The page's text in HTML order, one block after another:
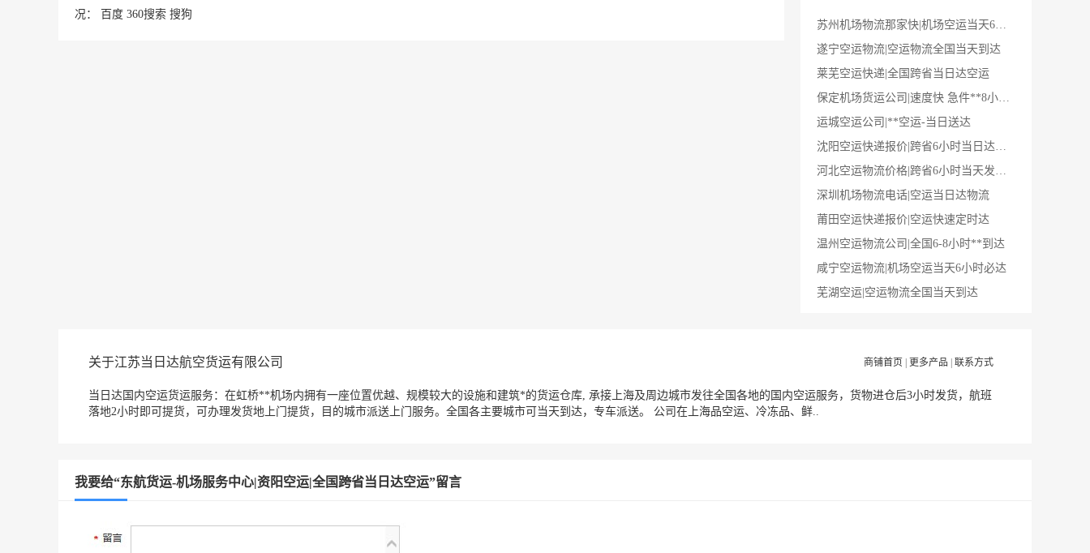
况：
百度 360搜索 搜狗
苏州机场物流那家快|机场空运当天6小时必达
遂宁空运物流|空运物流全国当天到达
莱芜空运快递|全国跨省当日达空运
保定机场货运公司|速度快 急件**8小时到达
运城空运公司|**空运-当日送达
沈阳空运快递报价|跨省6小时当日达快递
河北空运物流价格|跨省6小时当天发当天到
深圳机场物流电话|空运当日达物流
莆田空运快递报价|空运快速定时达
温州空运物流公司|全国6-8小时**到达
咸宁空运物流|机场空运当天6小时必达
芜湖空运|空运物流全国当天到达
关于江苏当日达航空货运有限公司 商铺首页 更多产品 联系方式
当日达国内空运货运服务：在虹桥**机场内拥有一座位置优越、规模较大的设施和建筑*的货运仓库, 承接上海及周边城市发往全国各地的国内空运服务，货物进仓后3小时发货，航班
落地2小时即可提货，可办理发货地上门提货，目的城市派送上门服务。全国各主要城市可当天到达，专车派送。 公司在上海品空运、冷冻品、鲜..
我要给“东航货运-机场服务中心|资阳空运|全国跨省当日达空运”留言